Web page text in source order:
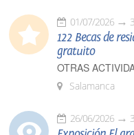
01/07/2026
122 Becas de
gratuito
OTRAS
Salamanca
26/06/2026